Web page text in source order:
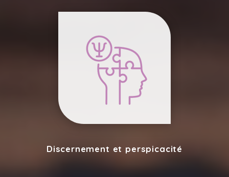
Discernement et perspicacité